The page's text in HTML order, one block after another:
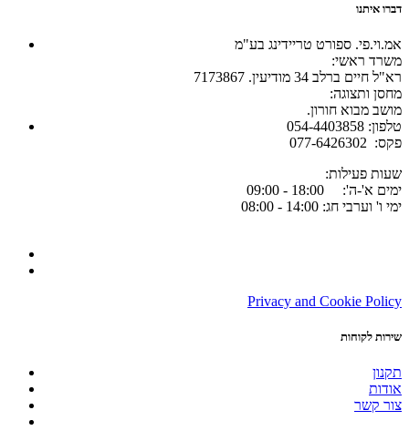
דברו איתנו
אמ.וי.פי. ספורט טריידינג בע"מ
:משרד ראשי
רא"ל חיים ברלב 34 מודיעין. 7173867
:מחסן ותצוגה
.מושב מבוא חורון
054-4403858 :טלפון
077-6426302 :פקס
:שעות פעילות
ימים א'-ה': 18:00 - 09:00
ימי ו' וערבי חג: 14:00 - 08:00
Privacy and Cookie Policy
שירות לקוחות
תקנון
אודות
צור קשר